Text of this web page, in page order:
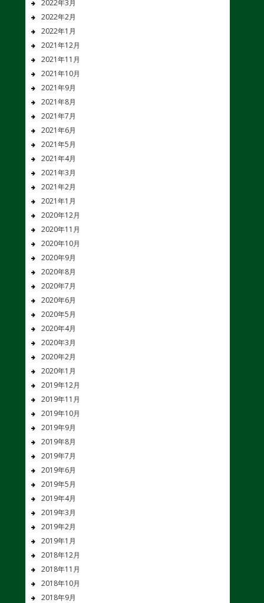
2022年3月
2022年2月
2022年1月
2021年12月
2021年11月
2021年10月
2021年9月
2021年8月
2021年7月
2021年6月
2021年5月
2021年4月
2021年3月
2021年2月
2021年1月
2020年12月
2020年11月
2020年10月
2020年9月
2020年8月
2020年7月
2020年6月
2020年5月
2020年4月
2020年3月
2020年2月
2020年1月
2019年12月
2019年11月
2019年10月
2019年9月
2019年8月
2019年7月
2019年6月
2019年5月
2019年4月
2019年3月
2019年2月
2019年1月
2018年12月
2018年11月
2018年10月
2018年9月